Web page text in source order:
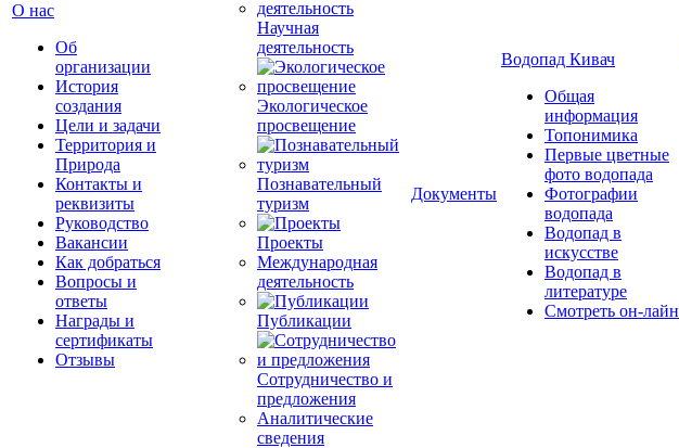
О нас
Об
организации
История
создания
Цели и задачи
Территория и
Природа
Контакты и
реквизиты
Руководство
Вакансии
Как добраться
Вопросы и
ответы
Награды и
сертификаты
Отзывы
Научная
деятельность
Экологическое
просвещение
Познавательный
туризм
Проекты
Международная
деятельность
Публикации
Сотрудничество и
предложения
Аналитические
сведения
Документы
Водопад Кивач
Общая
информация
Топонимика
Первые цветные
фото водопада
Фотографии
водопада
Водопад в
искусстве
Водопад в
литературе
Смотреть он-лайн